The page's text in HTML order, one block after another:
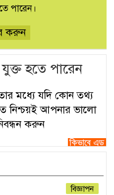
পারেন।
করুন
হতে পারেন
মধ্যে যদি কোন তথ্য
নিশ্চয়ই আপনার ভালো
করুন
বিজ্ঞাপন